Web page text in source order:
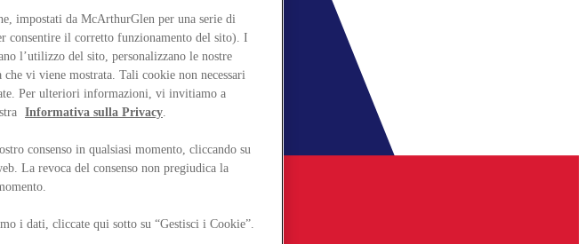
impostati da McArthurGlen per una serie di
consentire il corretto funzionamento del sito). I
l’utilizzo del sito, personalizzano le nostre
vi viene mostrata. Tali cookie non necessari
Per ulteriori informazioni, vi invitiamo a
Informativa sulla Privacy.
consenso in qualsiasi momento, cliccando su
La revoca del consenso non pregiudica la
i dati, cliccate qui sotto su “Gestisci i Cookie”.